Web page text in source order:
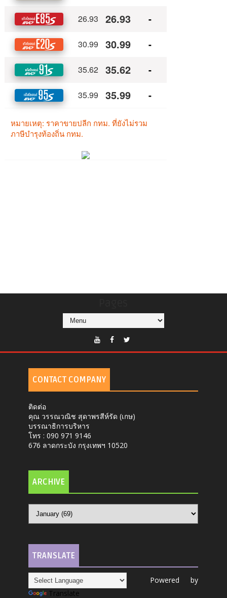
CONTACT COMPANY
ติดต่อ
คุณ วรรณวณิช สุดาพรสีห์รัด (เกษ)
บรรณาธิการบริหาร
โทร : 090 971 9146
676 ลาดกระบัง กรุงเทพฯ 10520
ARCHIVE
TRANSLATE
Powered by
Translate